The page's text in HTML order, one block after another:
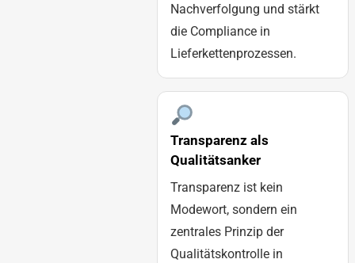
Nachverfolgung und stärkt
die Compliance in
Lieferkettenprozessen.
Transparenz als
Qualitätsanker
Transparenz ist kein
Modewort, sondern ein
zentrales Prinzip der
Qualitätskontrolle in